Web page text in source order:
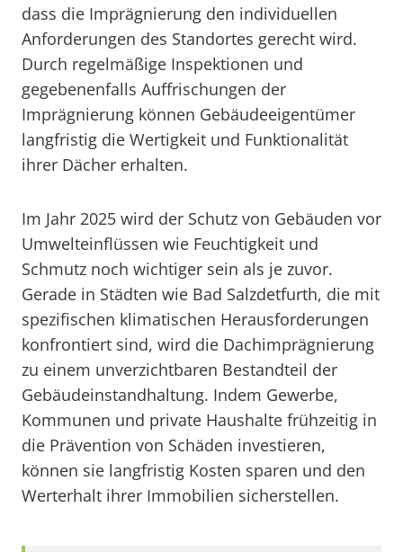
dass die Imprägnierung den individuellen
Anforderungen des Standortes gerecht wird.
Durch regelmäßige Inspektionen und
gegebenenfalls Auffrischungen der
Imprägnierung können Gebäudeeigentümer
langfristig die Wertigkeit und Funktionalität
ihrer Dächer erhalten.
Im Jahr 2025 wird der Schutz von Gebäuden vor
Umwelteinflüssen wie Feuchtigkeit und
Schmutz noch wichtiger sein als je zuvor.
Gerade in Städten wie Bad Salzdetfurth, die mit
spezifischen klimatischen Herausforderungen
konfrontiert sind, wird die Dachimprägnierung
zu einem unverzichtbaren Bestandteil der
Gebäudeinstandhaltung. Indem Gewerbe,
Kommunen und private Haushalte frühzeitig in
die Prävention von Schäden investieren,
können sie langfristig Kosten sparen und den
Werterhalt ihrer Immobilien sicherstellen.